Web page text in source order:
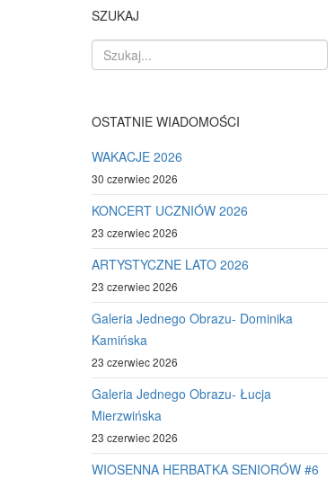
SZUKAJ
OSTATNIE WIADOMOŚCI
WAKACJE 2026
30 czerwiec 2026
KONCERT UCZNIÓW 2026
23 czerwiec 2026
ARTYSTYCZNE LATO 2026
23 czerwiec 2026
Galeria Jednego Obrazu- Dominika
Kamińska
23 czerwiec 2026
Galeria Jednego Obrazu- Łucja
Mierzwińska
23 czerwiec 2026
WIOSENNA HERBATKA SENIORÓW #6